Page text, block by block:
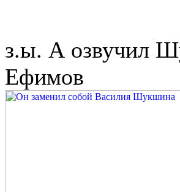
з.ы. А озвучил
Ефимов